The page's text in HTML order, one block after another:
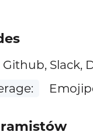
Github, Slack,